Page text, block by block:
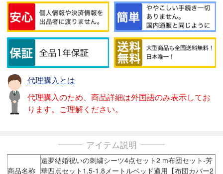
代理購入とは
代理購入のため、商品詳細は外国語のみ表示してお
ります。ご理解ください。
アイテム説明
商品名称
遠夢結婚祝いの刺繍シーツ4点セット2 m布団セット-芳
華四点セット1.5-1.8メートルベッド適用【布団カバー2